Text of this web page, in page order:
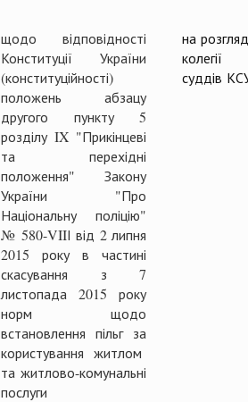
щодо відповідності
Конституції України
(конституційності)
положень абзацу
другого пункту 5
розділу IX "Прикінцеві
та перехідні
положення" Закону
України "Про
Національну поліцію"
№ 580-VIIІ від 2 липня
2015 року в частині
скасування з 7
листопада 2015 року
норм щодо
встановлення пільг за
користування житлом
та житлово-комунальні
послуги
на
колегії
суддів